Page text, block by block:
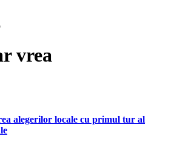
vrea
alegerilor locale cu primul tur al